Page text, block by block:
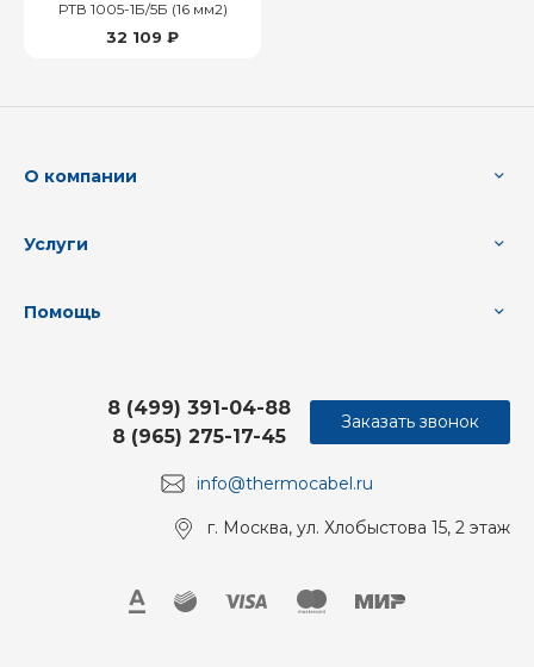
РТВ 1005-1Б/5Б (16 мм2)
32 109 ₽
О компании
Услуги
Помощь
info@thermocabel.ru
8 (499) 391-04-88
8 (965) 275-17-45
г. Москва, ул. Хлобыстова 15, 2 этаж
Заказать звонок